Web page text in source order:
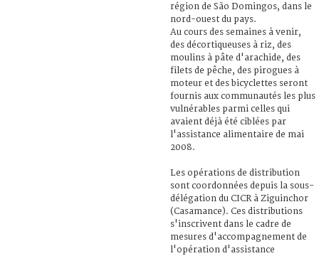
région de São Domingos, dans le
nord-ouest du pays.
Au cours des semaines à venir,
des décortiqueuses à riz, des
moulins à pâte d'arachide, des
filets de pêche, des pirogues à
moteur et des bicyclettes seront
fournis aux communautés les plus
vulnérables parmi celles qui
avaient déjà été ciblées par
l'assistance alimentaire de mai
2008.
Les opérations de distribution
sont coordonnées depuis la sous-
délégation du CICR à Ziguinchor
(Casamance). Ces distributions
s'inscrivent dans le cadre de
mesures d'accompagnement de
l'opération d'assistance